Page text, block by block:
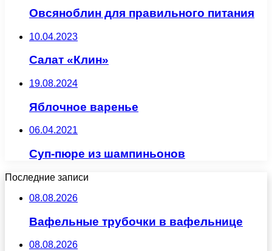
Овсяноблин для правильного питания
10.04.2023
Салат «Клин»
19.08.2024
Яблочное варенье
06.04.2021
Суп-пюре из шампиньонов
Последние записи
08.08.2026
Вафельные трубочки в вафельнице
08.08.2026